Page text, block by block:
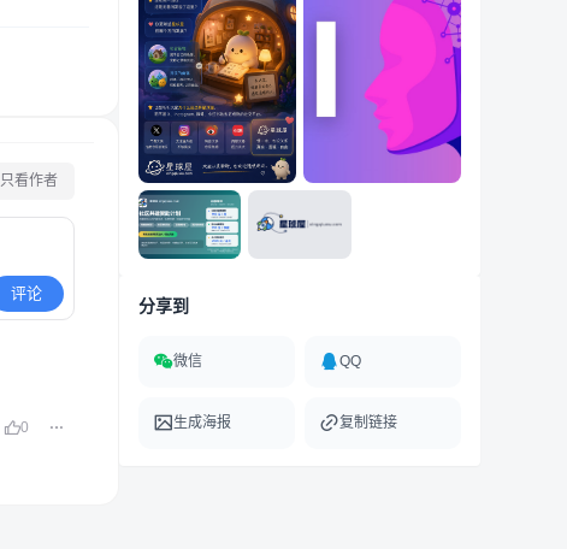
只看作者
评论
0
分享到
微信 QQ
生成海报 复制链接